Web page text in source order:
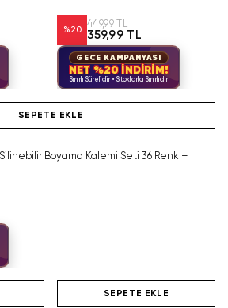
%20
449,99 TL
359,99 TL
GECE KAMPANYASI
NET %20 İNDİRİM!
Sınırlı Sürelidir • Stoklarla Sınırlıdır
SEPETE EKLE
Silinebilir Boyama Kalemi Seti 36 Renk –
SEPETE EKLE